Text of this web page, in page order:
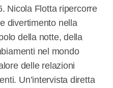
Nicola Flotta ripercorre
divertimento nella
della notte, della
nel mondo
delle relazioni
Un’intervista diretta